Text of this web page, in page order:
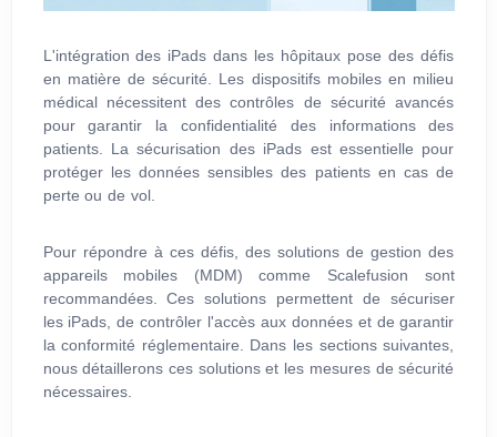
L'intégration des iPads dans les hôpitaux pose des défis
en matière de sécurité. Les dispositifs mobiles en milieu
médical nécessitent des contrôles de sécurité avancés
pour garantir la confidentialité des informations des
patients. La sécurisation des iPads est essentielle pour
protéger les données sensibles des patients en cas de
perte ou de vol.
Pour répondre à ces défis, des solutions de gestion des
appareils mobiles (MDM) comme Scalefusion sont
recommandées. Ces solutions permettent de sécuriser
les iPads, de contrôler l'accès aux données et de garantir
la conformité réglementaire. Dans les sections suivantes,
nous détaillerons ces solutions et les mesures de sécurité
nécessaires.